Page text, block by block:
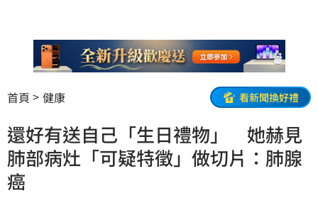
首頁 健康 看新聞換好禮
還好有送自己「生日禮物」 她赫見
肺部病灶「可疑特徵」做切片：肺腺
癌